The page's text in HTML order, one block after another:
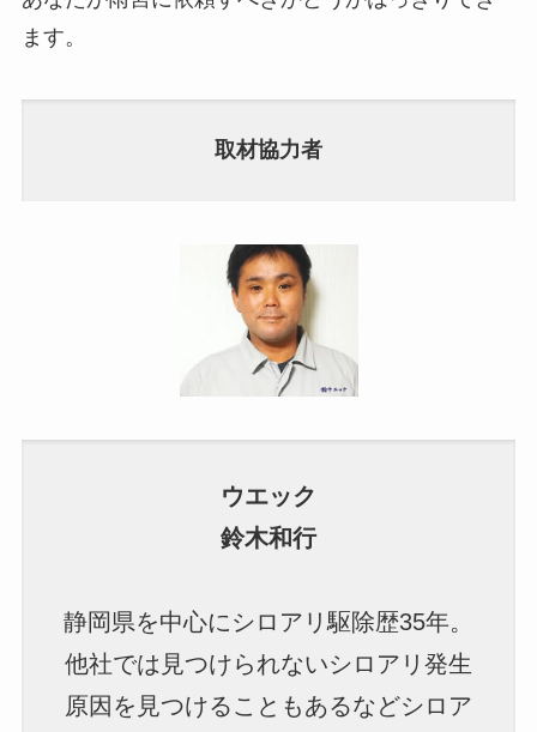
ます。
取材協力者
ウエック
鈴木和行
静岡県を中心にシロアリ駆除歴35年。
他社では見つけられないシロアリ発生
原因を見つけることもあるなどシロア